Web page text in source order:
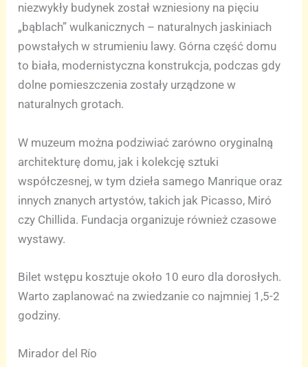
niezwykły budynek został wzniesiony na pięciu
„bąblach” wulkanicznych – naturalnych jaskiniach
powstałych w strumieniu lawy. Górna część domu
to biała, modernistyczna konstrukcja, podczas gdy
dolne pomieszczenia zostały urządzone w
naturalnych grotach.
W muzeum można podziwiać zarówno oryginalną
architekturę domu, jak i kolekcję sztuki
współczesnej, w tym dzieła samego Manrique oraz
innych znanych artystów, takich jak Picasso, Miró
czy Chillida. Fundacja organizuje również czasowe
wystawy.
Bilet wstępu kosztuje około 10 euro dla dorosłych.
Warto zaplanować na zwiedzanie co najmniej 1,5-2
godziny.
Mirador del Río